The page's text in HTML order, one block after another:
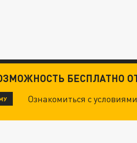
БЕСПЛАТНО
Ознакомиться с